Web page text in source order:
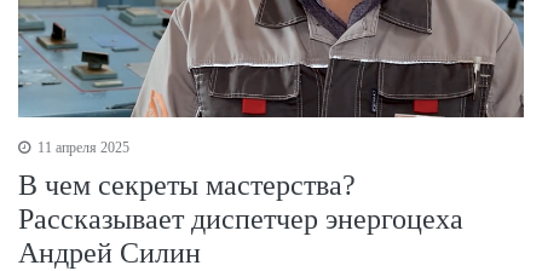
11 апреля 2025
В чем секреты мастерства?
Рассказывает диспетчер энергоцеха
Андрей Силин